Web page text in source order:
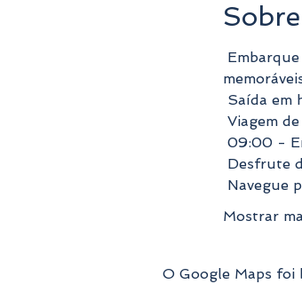
Saída em
Viagem
09:00 -
Desfrute
Navegue
Mostrar
O Google Maps foi